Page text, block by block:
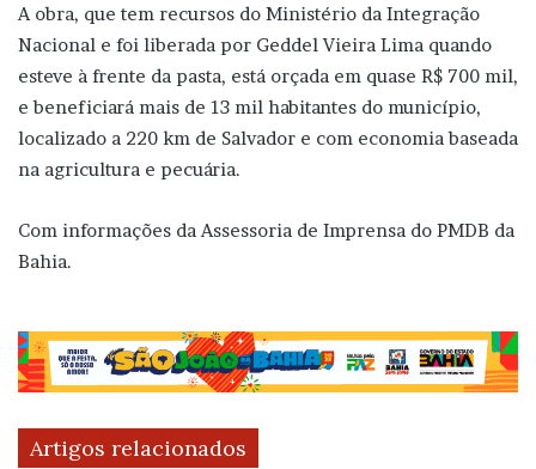
A obra, que tem recursos do Ministério da Integração
Nacional e foi liberada por Geddel Vieira Lima quando
esteve à frente da pasta, está orçada em quase R$ 700 mil,
e beneficiará mais de 13 mil habitantes do município,
localizado a 220 km de Salvador e com economia baseada
na agricultura e pecuária.
Com informações da Assessoria de Imprensa do PMDB da
Bahia.
Artigos relacionados